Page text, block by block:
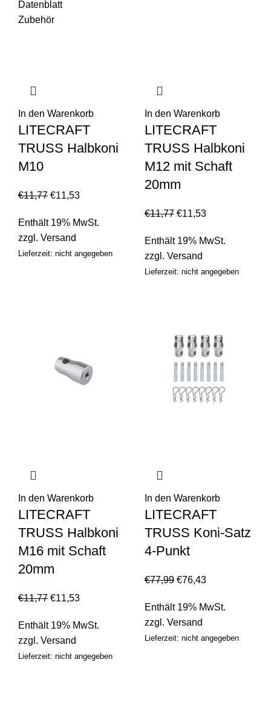
Datenblatt
Zubehör
In den Warenkorb
LITECRAFT
TRUSS Halbkoni
M10
€11,77 €11,53
Enthält 19% MwSt.
zzgl. Versand
Lieferzeit: nicht angegeben
In den Warenkorb
LITECRAFT
TRUSS Halbkoni
M12 mit Schaft
20mm
€11,77 €11,53
Enthält 19% MwSt.
zzgl. Versand
Lieferzeit: nicht angegeben
In den Warenkorb
LITECRAFT
TRUSS Halbkoni
M16 mit Schaft
20mm
€11,77 €11,53
Enthält 19% MwSt.
zzgl. Versand
Lieferzeit: nicht angegeben
In den Warenkorb
LITECRAFT
TRUSS Koni-Satz
4-Punkt
€77,99 €76,43
Enthält 19% MwSt.
zzgl. Versand
Lieferzeit: nicht angegeben